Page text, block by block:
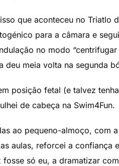
que aconteceu no Triatlo
para a câmara e
no modo
deu meia volta na segunda
posição fetal (e talvez
de cabeça na Swim4Fun.
ao pequeno-almoço, com
aulas, reforcei a
fosse só eu, a dramatizar